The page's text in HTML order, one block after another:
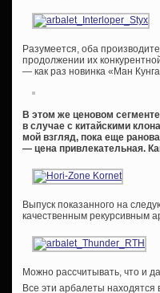
Разумеется, оба
продолжении их
— как раз новинка «Ман
В этом же ценовом
в случае с китайскими
мой взгляд, пока еще
— цена привлекательная.
Выпуск показанного на
качественным рекурсивным
Можно рассчитывать, что и
Все эти арбалеты